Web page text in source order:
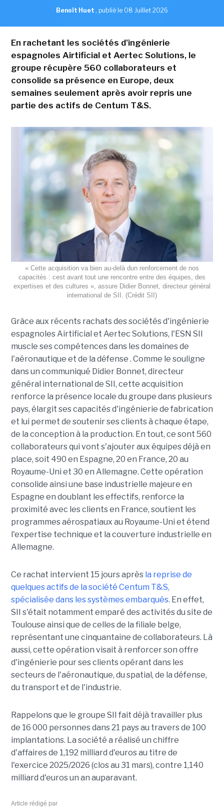
Benoît Huet , publié le 08 Juillet 2026
En rachetant les sociétés d'ingénierie
espagnoles Airtificial et Aertec Solutions, le
groupe récupère 560 collaborateurs et
consolide sa présence en Europe, deux
semaines seulement après avoir repris une
partie des actifs de Centum T&S.
« Cette acquisition va bien au-delà dun renforcement de nos
capacités : cest avant tout une rencontre entre des équipes, des
expertises et des cultures », assure Didier Bonnet, directeur général
international de SII. (Crédit SII)
Grâce aux récents rachats des sociétés d'ingénierie
espagnoles Airtificial et Aertec Solutions, l'ESN SII
muscle ses compétences dans les domaines de
l'aéronautique et de la défense . Comme le souligne
dans un communiqué Didier Bonnet, directeur
général international de SII, cette acquisition
renforce la présence locale du groupe dans plusieurs
pays, élargit ses capacités d'ingénierie de fabrication
et lui permet de soutenir ses clients à chaque étape,
de la conception à la production. En tout, ce sont 560
collaborateurs qui vont s'ajouter aux équipes déjà en
place, soit 490 en Espagne, 20 en France, 20 au
Royaume-Uni et 30 en Allemagne. Cette opération
consolide ainsi une base industrielle majeure en
Espagne en doublant les effectifs, renforce la
proximité avec les clients en France, soutient les
programmes aérospatiaux au Royaume-Uni et étend
l'expertise technique et la couverture industrielle en
Allemagne.
Ce rachat intervient 15 jours après la reprise de
quelques actifs de la société Centum T&S,
spécialisée dans les systèmes embarqués. En effet,
SII s'était notamment emparé des activités du site de
Toulouse ainsi que de celles de la filiale belge,
représentant une cinquantaine de collaborateurs. Là
aussi, cette opération visait à renforcer son offre
d'ingénierie pour ses clients opérant dans les
secteurs de l'aéronautique, du spatial, de la défense,
du transport et de l'industrie.
Rappelons que le groupe SII fait déjà travailler plus
de 16 000 personnes dans 21 pays au travers de 100
implantations. La société a réalisé un chiffre
d'affaires de 1,192 milliard d'euros au titre de
l'exercice 2025/2026 (clos au 31 mars), contre 1,140
milliard d'euros un an auparavant.
Article rédigé par